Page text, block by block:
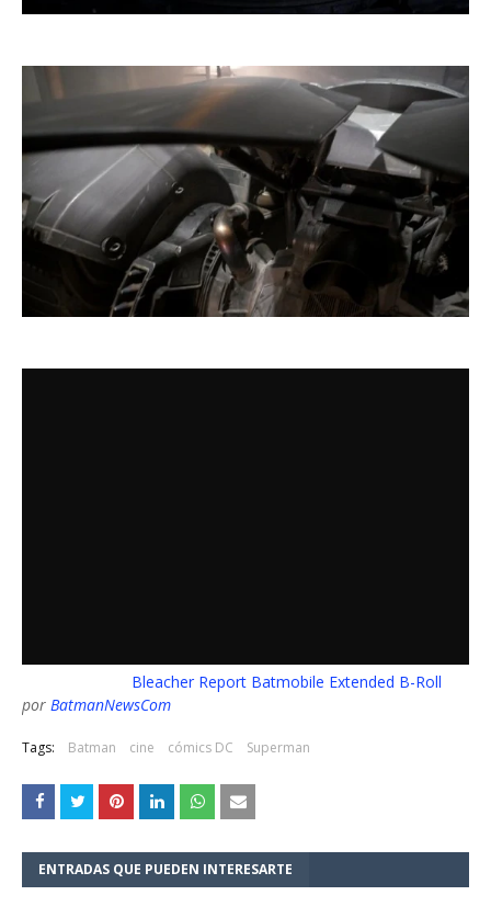
Bleacher Report Batmobile Extended B-Roll
por BatmanNewsCom
Tags: Batman cine cómics DC Superman
ENTRADAS QUE PUEDEN INTERESARTE